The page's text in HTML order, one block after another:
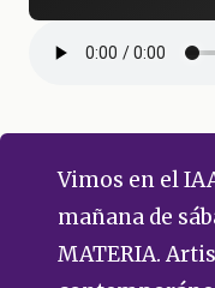
Vimos en el
mañana de
MATERIA.